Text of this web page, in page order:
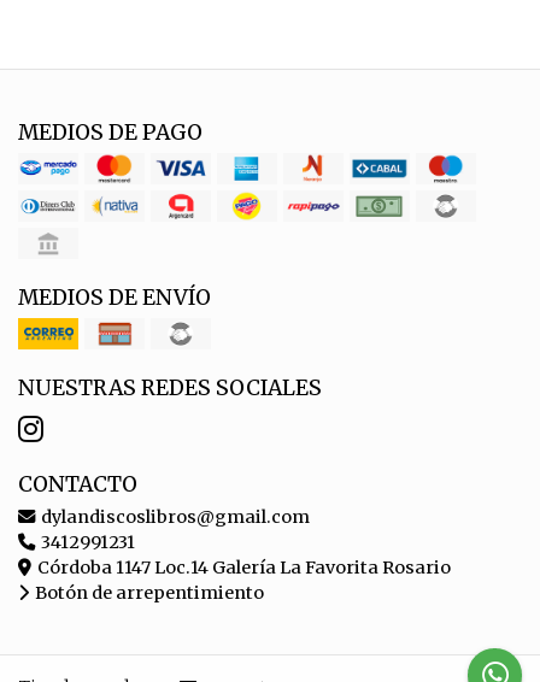
MEDIOS DE PAGO
MEDIOS DE ENVÍO
NUESTRAS REDES SOCIALES
CONTACTO
dylandiscoslibros@gmail.com
3412991231
Córdoba 1147 Loc.14 Galería La Favorita Rosario
Botón de arrepentimiento